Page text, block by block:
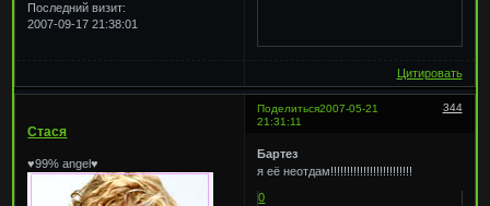
Последний визит:
2007-09-17 21:38:01
Цитировать
Поделиться 344
2007-05-21
21:31:11
Стася
♥99% angel♥
Бартез
я её неотдам!!!!!!!!!!!!!!!!!!!!!!!!!
0